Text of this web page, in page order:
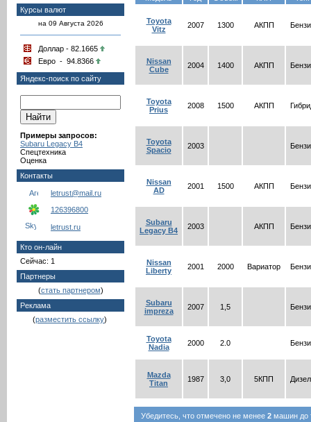
Курсы валют
на 09 Августа 2026
Доллар - 82.1665
Евро - 94.8366
Яндекс-поиск по сайту
Примеры запросов:
Subaru Legacy B4
Спецтехника
Оценка
Контакты
letrust@mail.ru
126396800
letrust.ru
Кто он-лайн
Сейчас: 1
Партнеры
(стать партнером)
Реклама
(разместить ссылку)
Toyota
Vitz
2007 1300 АКПП
Nissan
Cube
2004 1400 АКПП
Toyota
Prius
2008 1500 АКПП
Toyota
Spacio
2003
Nissan
AD
2001 1500 АКПП
Subaru
Legacy B4
2003 АКПП
Nissan
Liberty
2001 2000 Вариатор
Subaru
impreza
2007 1,5
Toyota
Nadia
2000 2.0
Mazda
Titan
1987 3,0 5КПП
Убедитесь, что отмечено не менее 2 машин до